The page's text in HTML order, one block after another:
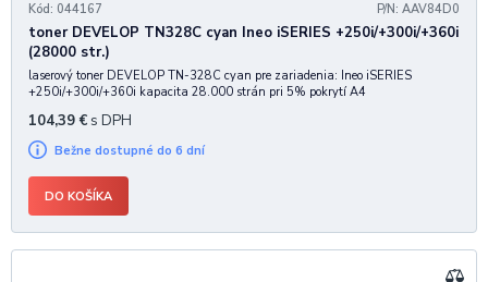
Kód: 044167
P/N: AAV84D0
toner DEVELOP TN328C cyan Ineo iSERIES +250i/+300i/+360i
(28000 str.)
laserový toner DEVELOP TN-328C cyan pre zariadenia: Ineo iSERIES
+250i/+300i/+360i kapacita 28.000 strán pri 5% pokrytí A4
104,39 € s DPH
Bežne dostupné do 6 dní
DO KOŠÍKA